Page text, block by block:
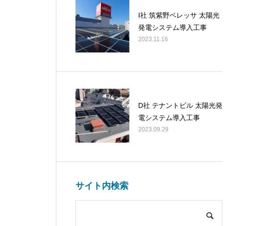
I社 筑紫野ベレッサ 太陽光
発電システム導入工事
2023.11.16
D社 テナントビル 太陽光発
電システム導入工事
2023.09.29
サイト内検索